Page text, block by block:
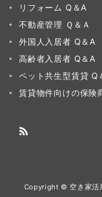
リフォーム Q＆A
不動産管理 Ｑ＆Ａ
外国人入居者 Q＆A
高齢者入居者 Q＆A
ペット共生型賃貸 Q
賃貸物件向けの保険
Copyright © 空き家活